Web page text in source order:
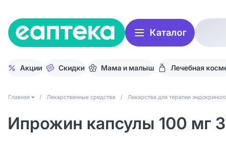
Каталог
Акции Скидки Мама и малыш Лечебная
Главная / Лекарственные средства / Лекарства для терапии
Ипрожин капсулы 100 мг